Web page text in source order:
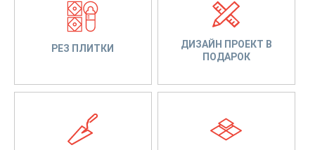
РЕЗ ПЛИТКИ
ДИЗАЙН ПРОЕКТ В
ПОДАРОК